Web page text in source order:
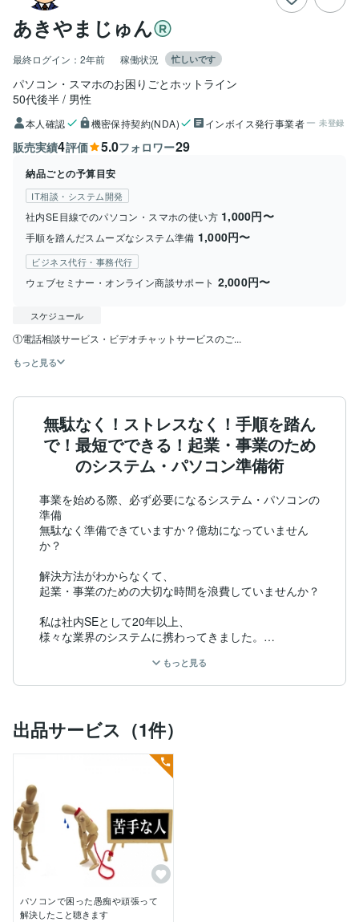
あきやまじゅん
最終ログイン： 2年前 稼働状況 忙しいです
パソコン・スマホのお困りごとホットライン
50代後半
男性
本人確認 機密保持契約(NDA) インボイス発行事業者 未登録
販売実績4評価 5.0フォロワー29
納品ごとの予算目安
IT相談・システム開発
社内SE目線でのパソコン・スマホの使い方 1,000円〜
手順を踏んだスムーズなシステム準備 1,000円〜
ビジネス代行・事務代行
ウェブセミナー・オンライン商談サポート 2,000円〜
スケジュール
①電話相談サービス・ビデオチャットサービスのご...
もっと見る
無駄なく！ストレスなく！手順を踏ん
で！最短でできる！起業・事業のため
のシステム・パソコン準備術
事業を始める際、必ず必要になるシステム・パソコンの
準備
無駄なく準備できていますか？億劫になっていません
か？
解決方法がわからなくて、
起業・事業のための大切な時間を浪費していませんか？
私は社内SEとして20年以上、
様々な業界のシステムに携わってきました。
事業に社員が集中出来る様に、
いかに無駄がなく、早く、便利なシステムを
起業準備・事業のためのシステム準備も同じだと思いま
す。
実業の準備をしながらシステム検討をするのは大変では
んか？
バラバラに行なうと大変なシステム準備も、
手順を踏んで準備すれば、無駄なく、効率的に
準備出来る場合があります。
嫌になる前にご相談ください。
もっと見る
出品サービス（1件）
パソコンで困った愚痴や頑張って
解決したこと聴きます